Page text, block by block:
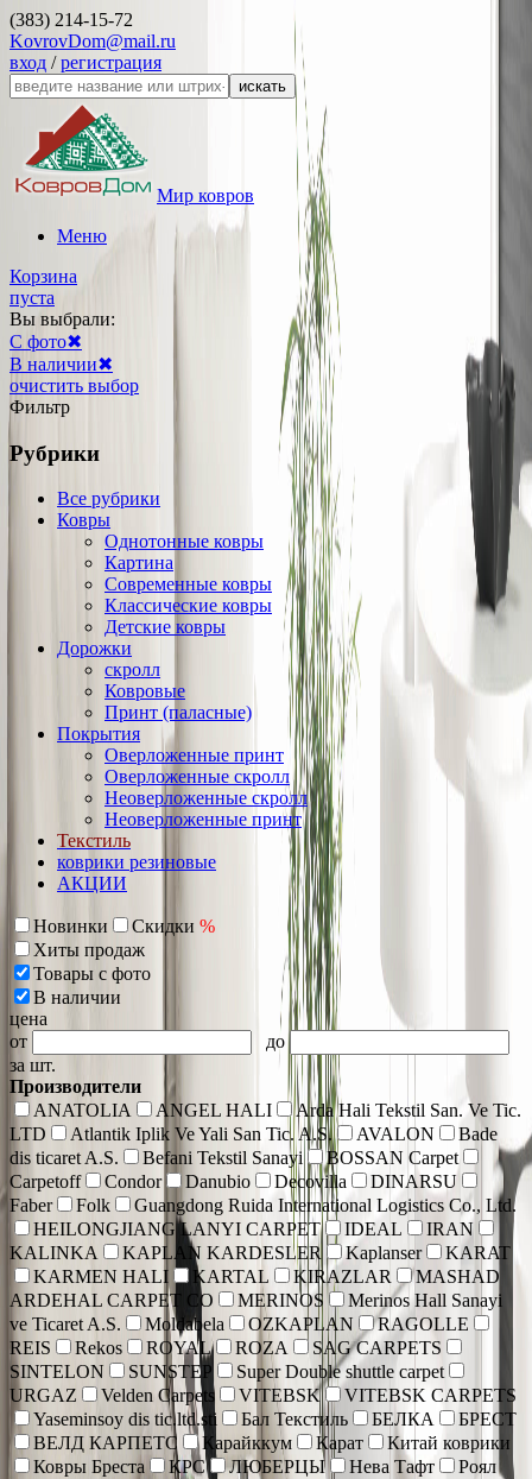
(383) 214-15-72
KovrovDom@mail.ru
вход /регистрация
искать
Мир ковров
Меню
Корзина
пуста
Вы выбрали:
С фото✖
В наличии✖
очистить выбор
Фильтр
Рубрики
Все рубрики
Ковры
Однотонные ковры
Картина
Современные ковры
Классические ковры
Детские ковры
Дорожки
скролл
Ковровые
Принт (паласные)
Покрытия
Оверложенные принт
Оверложенные скролл
Неоверложенные скролл
Неоверложенные принт
Текстиль
коврики резиновые
АКЦИИ
Новинки Скидки %
Хиты продаж
Товары с фото
В наличии
цена
от
до
за шт.
Производители
ANATOLIA
ANGEL HALI
Arda Hali Tekstil San. Ve Tic.
LTD
Atlantik Iplik Ve Yali San Tic. A.S. AVALON
Bade
dis ticaret A.S.
Befani Tekstil Sanayi
BOSSAN Carpet
Carpetoff
Condor Danubio Decovilla
DINARSU
Faber
Folk
Guangdong Ruida International Logistics Co., Ltd.
HEILONGJIANG LANYI CARPET
IDEAL
IRAN
KALINKA
KAPLAN KARDESLER Kaplanser
KARAT
KARMEN HALI
KARTAL KIRAZLAR
MASHAD
ARDEHAL CARPET CO
MERINOS
Merinos Hall Sanayi
ve Ticaret A.S.
Moldabela OZKAPLAN
RAGOLLE
REIS
Rekos ROYAL ROZA
SAG CARPETS
SINTELON
SUNSTEP
Super Double shuttle carpet
URGAZ
Velden Carpets VITEBSK
VITEBSK CARPETS
Yaseminsoy dis tic.ltd.sti
Бал Текстиль БЕЛКА
БРЕСТ
ВЕЛД КАРПЕТС
Карайккум Карат
Китай коврики
Ковры Бреста
КРС ЛЮБЕРЦЫ Нева Тафт
Роял